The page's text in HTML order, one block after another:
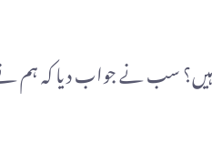
ہیں؟ سب نے جواب دیا کہ ہم